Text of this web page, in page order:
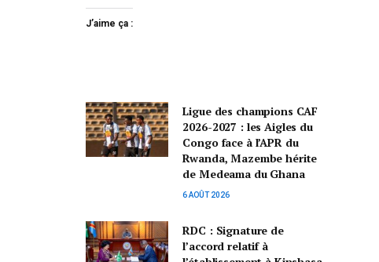
J’aime ça :
Ligue des champions CAF
2026-2027 : les Aigles du
Congo face à l’APR du
Rwanda, Mazembe hérite
de Medeama du Ghana
6 AOÛT 2026
RDC : Signature de
l’accord relatif à